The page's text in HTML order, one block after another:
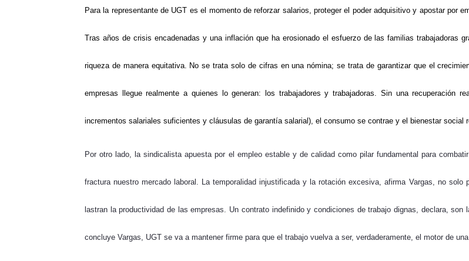
Para la representante de UGT es el momento de reforzar salarios, proteger el poder adquisitivo y apostar por
Tras años de crisis encadenadas y una inflación que ha erosionado el esfuerzo de las familias trabajadoras
riqueza de manera equitativa. No se trata solo de cifras en una nómina; se trata de garantizar que el
empresas llegue realmente a quienes lo generan: los trabajadores y trabajadoras. Sin una recuperación
incrementos salariales suficientes y cláusulas de garantía salarial), el consumo se contrae y el bienestar social
Por otro lado, la sindicalista apuesta por el empleo estable y de calidad como pilar fundamental para
fractura nuestro mercado laboral. La temporalidad injustificada y la rotación excesiva, afirma Vargas, no
lastran la productividad de las empresas. Un contrato indefinido y condiciones de trabajo dignas, declara,
concluye Vargas, UGT se va a mantener firme para que el trabajo vuelva a ser, verdaderamente, el motor de